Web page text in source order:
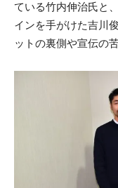
ている竹内伸治氏と
インを手がけた吉川
ットの裏側や宣伝の